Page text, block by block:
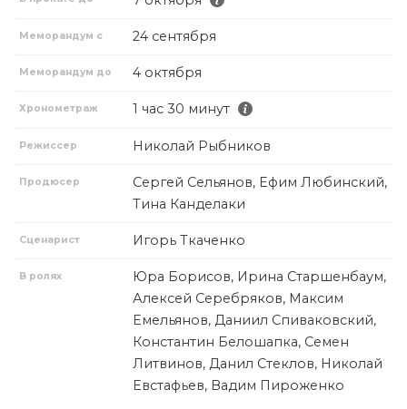
Меморандум с 24 сентября
Меморандум до 4 октября
Хронометраж 1 час 30 минут
Режиссер Николай Рыбников
Продюсер
Сергей Сельянов, Ефим Любинский,
Тина Канделаки
Сценарист Игорь Ткаченко
В ролях
Юра Борисов, Ирина Старшенбаум,
Алексей Серебряков, Максим
Емельянов, Даниил Спиваковский,
Константин Белошапка, Семен
Литвинов, Данил Стеклов, Николай
Евстафьев, Вадим Пироженко